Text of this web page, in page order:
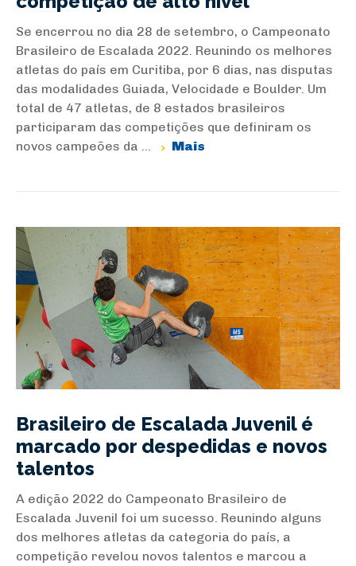
Se encerrou no dia 28 de setembro, o Campeonato
Brasileiro de Escalada 2022. Reunindo os melhores
atletas do país em Curitiba, por 6 dias, nas disputas
das modalidades Guiada, Velocidade e Boulder. Um
total de 47 atletas, de 8 estados brasileiros
participaram das competições que definiram os
novos campeões da ...
Mais
Brasileiro de Escalada Juvenil é
marcado por despedidas e novos
talentos
A edição 2022 do Campeonato Brasileiro de
Escalada Juvenil foi um sucesso. Reunindo alguns
dos melhores atletas da categoria do país, a
competição revelou novos talentos e marcou a